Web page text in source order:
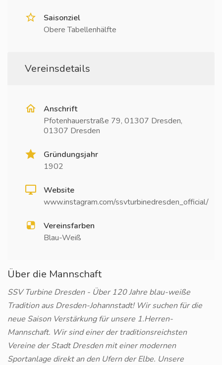
Saisonziel
Obere Tabellenhälfte
Vereinsdetails
Anschrift
Pfotenhauerstraße 79, 01307 Dresden,
01307 Dresden
Gründungsjahr
1902
Website
www.instagram.com/ssvturbinedresden_official/
Vereinsfarben
Blau-Weiß
Über die Mannschaft
SSV Turbine Dresden - Über 120 Jahre blau-weiße
Tradition aus Dresden-Johannstadt! Wir suchen für die
neue Saison Verstärkung für unsere 1.Herren-
Mannschaft. Wir sind einer der traditionsreichsten
Vereine der Stadt Dresden mit einer modernen
Sportanlage direkt an den Ufern der Elbe. Unsere